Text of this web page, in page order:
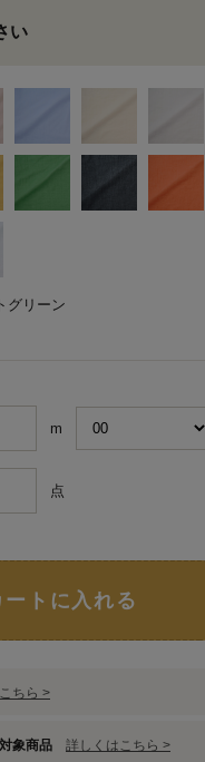
い
グリーン
m
点
ートに入れる
ちら >
対象商品 詳しくはこちら >